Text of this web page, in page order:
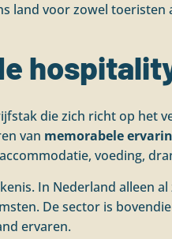
land voor zowel toeristen
die zich richt op het
van memorabele
voeding,
In Nederland alleen
De sector is
ervaren.